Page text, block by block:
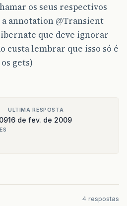
os seus respectivos
annotation @Transient
que deve ignorar
custa lembrar que isso só é
gets)
ULTIMA RESPOSTA
16 de fev. de 2009
4 respostas